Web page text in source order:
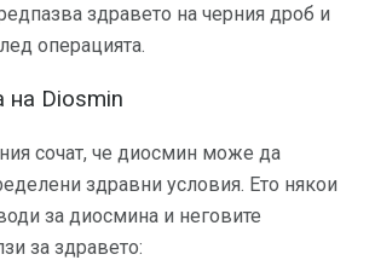
здравето на черния дроб и
операцията.
на Diosmin
сочат, че диосмин може да
здравни условия. Ето някои
за диосмина и неговите
за здравето: